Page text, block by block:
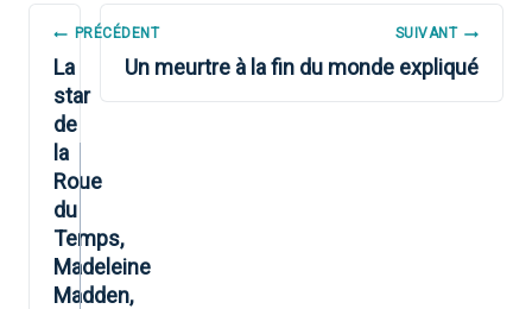
NAVIGATION
DE
L’ARTICLE
PRÉCÉDENT
La
star
de
la
Roue
du
Temps,
Madeleine
Madden,
SUIVANT
Un meurtre à la fin du monde expliqué